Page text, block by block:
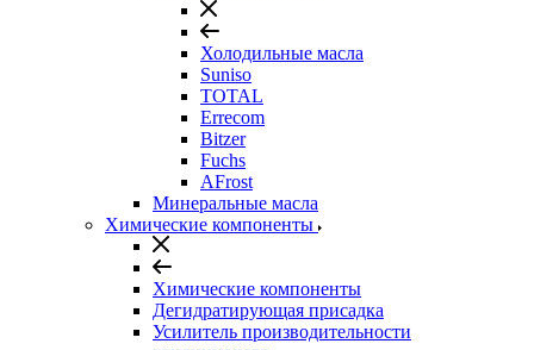
Холодильные масла
Suniso
TOTAL
Errecom
Bitzer
Fuchs
AFrost
Минеральные масла
Химические компоненты
Химические компоненты
Дегидратирующая присадка
Усилитель производительности